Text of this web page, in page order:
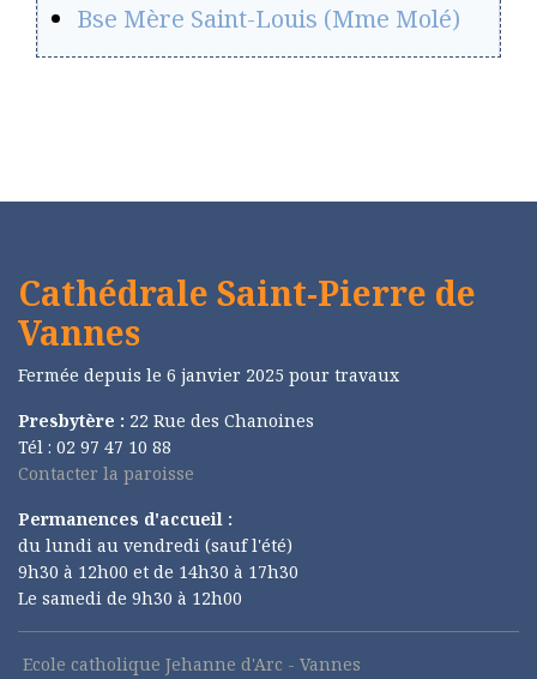
Bse Mère Saint-Louis (Mme Molé)
Cathédrale Saint-Pierre de
Vannes
Fermée depuis le 6 janvier 2025 pour travaux
Presbytère : 22 Rue des Chanoines
Tél : 02 97 47 10 88
Contacter la paroisse
Permanences d'accueil :
du lundi au vendredi (sauf l'été)
9h30 à 12h00 et de 14h30 à 17h30
Le samedi de 9h30 à 12h00
Ecole catholique Jehanne d'Arc - Vannes